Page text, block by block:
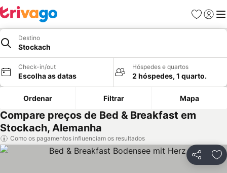
Favoritos
Iniciar
Destino
Stockach
Check-in/out
Escolha as datas
Hóspedes e quartos
2 hóspedes, 1 quarto.
Ordenar Filtrar Mapa
Compare preços de Bed & Breakfast em
Stockach, Alemanha
Como os pagamentos influenciam os resultados
Partilhar